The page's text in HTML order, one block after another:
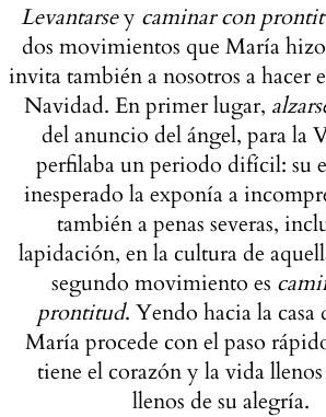
Levantarsey caminar con
dos movimientos que María
invita también a nosotros a hacer
Navidad. En primer lugar,
del anuncio del ángel, para la
perfilaba un periodo difícil: su
inesperado la exponía a
también a penas severas,
lapidación, en la cultura de
segundo movimiento es
prontitud. Yendo hacia la casa
María procede con el paso
tiene el corazón y la vida
llenos de su alegría.